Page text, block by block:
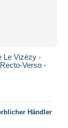
Le Vizézy -
Verso -
Händler